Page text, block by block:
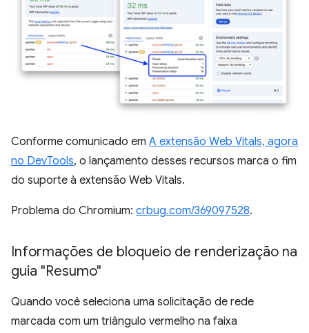
Conforme comunicado em A extensão Web Vitals, agora
no DevTools, o lançamento desses recursos marca o fim
do suporte à extensão Web Vitals.
Problema do Chromium: crbug.com/369097528.
Informações de bloqueio de renderização na
guia "Resumo"
Quando você seleciona uma solicitação de rede
marcada com um triângulo vermelho na faixa